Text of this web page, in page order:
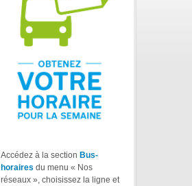
Accédez à la section Bus-
horaires du menu « Nos
réseaux », choisissez la ligne et